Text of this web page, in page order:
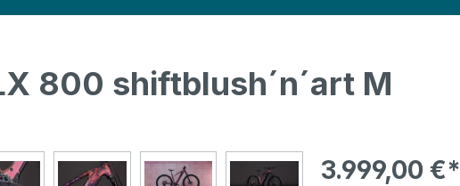
800 shiftblush´n´art M
3.999,00 €*